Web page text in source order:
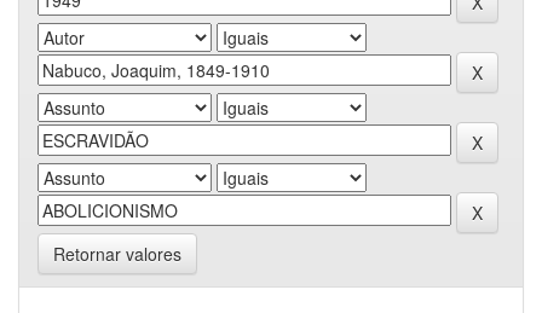
Retornar valores